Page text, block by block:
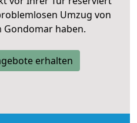
Umzug von
haben.
erhalten